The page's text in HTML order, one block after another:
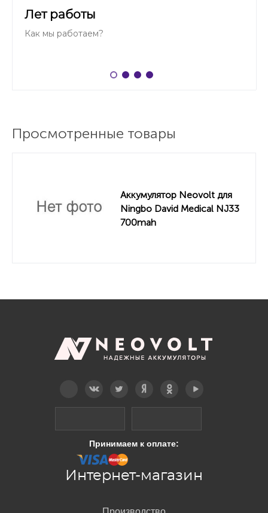
Лет работы
Как мы работаем?
Просмотренные товары
Аккумулятор Neovolt для
Ningbo David Medical NJ33
700mah
Принимаем к оплате:
Интернет-магазин